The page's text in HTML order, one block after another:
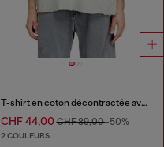
T-shirt en coton décontractée avec imprimé devant et dos
CHF 44,00CHF 89,00-50%
2 COULEURS